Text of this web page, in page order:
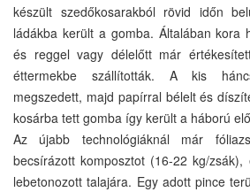
készült szedőkosarakból rövid időn
ládákba került a gomba. Általában kora
és reggel vagy délelőtt már
éttermekbe szállították. A kis
megszedett, majd papírral bélelt és
kosárba tett gomba így került a háború
Az újabb technológiáknál már
becsírázott komposztot (16-22 kg/
lebetonozott talajára. Egy adott pince